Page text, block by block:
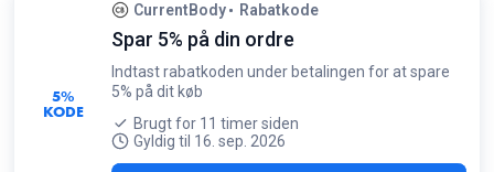
5%
KODE
CurrentBody Rabatkode
Spar 5% på din ordre
Indtast rabatkoden under betalingen for at spare
5% på dit køb
Brugt for 11 timer siden
Gyldig til 16. sep. 2026